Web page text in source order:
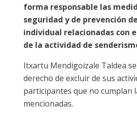
forma responsable las
seguridad y de prevención
individual relacionadas con
de la actividad de
Itxartu Mendigoizale Taldea
derecho de excluir de sus
participantes que no cumplan
mencionadas.